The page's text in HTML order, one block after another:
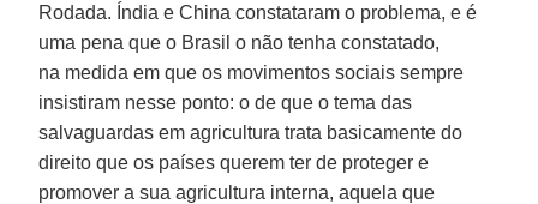
Rodada. Índia e China constataram o problema, e é
uma pena que o Brasil o não tenha constatado,
na medida em que os movimentos sociais sempre
insistiram nesse ponto: o de que o tema das
salvaguardas em agricultura trata basicamente do
direito que os países querem ter de proteger e
promover a sua agricultura interna, aquela que